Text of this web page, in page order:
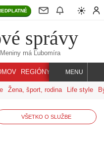
správy
Meniny má Ľubomíra
REGIÓNY INDEX SVET
MENU
Žena, šport, rodina Life style
VŠETKO O SLUŽBE